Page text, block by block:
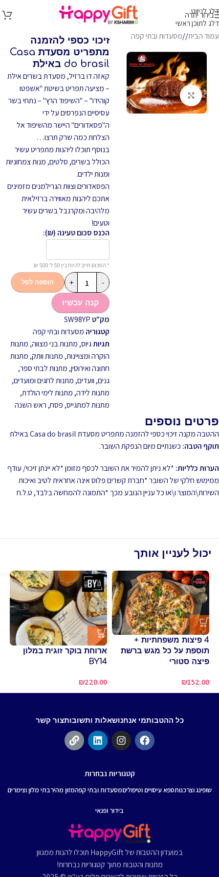
דלג לניווט
דלג לתוכן ראשי
בירור יתרה
עמוד הבית/ מסעדות ובתי קפה
לחץ להגדלה
זיכוי כספי להזמנה
מתפריט מסעדת Casa
do brasil באילת
קאזה דו ברזיל, מסעדת בשרים אילת
– מציעה תפריט בשיטת "אשפטו
קוהידו" – "השיפוד הרץ" – נתחי בשר
עסיסיים הנפרסים על ידי
ה"פסאדורים" היישר מהשיפוד אל
הצלחת כמה שרק תרצו…
בנוסף תוכלו ליהנות מתפריט עשיר
הכולל בשרים, סלטים, מנות צמחוניות
ומנות ילדים.
הפסאדורים וצוות הגרילמנים מזמינים
אתכם ליהנות מאווירה ברזילאית
מלהיבה ומקרנבל בשרים עשיר
וטעים!
הכנס סכום טעינה (₪):
* הסכום חייב להיות בין 50 ל־500 ₪
-
+ הוספה לסל
קנה עכשיו
מק"טSW98YP
קטגוריה מסעדות ובתי קפה
תגיותגיוס, מתנות בני מצווה, מתנות
הוקרה ומצויינות, מתנות וותק, מתנות
חתונה ואירוסין, מתנות לבתי ספר,
גנים, וועדים, מתנות לחגים ומועדים,
מתנות לידה, מתנות לימי הולדת,
מתנות למתגייס, פסח, ראש השנה
פרטים נוספים
ההטבה מקנה זיכוי כספי להזמנה מתפריט מסעדת Casa do brasil באילת
תוקף הטבה: כשנתיים מיום הנפקת השובר.
הערות כלליות: *לא ניתן להמיר את השובר לכסף מזומן *לא יינתן זיכוי/ עודף
ממימוש חלקי של השובר *חברת קשרים פלוס אינה אחראית לטיב ואיכות
השירות\המוצר ו\או כל עניין הנובע מכך *התמונה להמחשה בלבד, ט.ל.ח
יכול לעניין אותך
4 פיצות משפחתיות +
תוספת על כל מגש ברשת
פיצה סטורי
₪152.00
ארוחת בוקר זוגית במלון
BY14
₪220.00
כל ההטבותמי אנחנושאלות ותשובותצור קשר
קטגוריות נבחרות
שופינג וצרכנותספא עיסויים וטיפוליםמסעדות ובתי קפהמזון מהירבתי מלון וצימרים
בידור ופנאי
במועדון ההטבות של HappyGift תוכלו להנות ממגוון
מתנות והטבות מתוך קטגוריות נבחרות!